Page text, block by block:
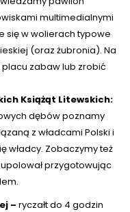
multimedialnymi
się w wolierach typowe
(oraz żubronia). Na
zabaw lub zrobić
Książąt Litewskich:
dębów poznamy
z władcami Polski i
władcy. Zobaczymy też
upolował przygotowując
– ryczałt do 4 godzin